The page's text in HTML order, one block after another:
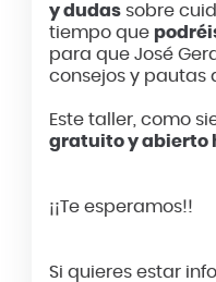
y dudassobre
tiempo que
para que José
consejos y pautas
Este taller, como
gratuito y abierto
¡¡Te esperamos!!
Si quieres estar